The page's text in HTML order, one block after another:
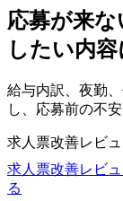
応募が来
したい内容
給与内訳、夜勤
し、応募前の不
求人票改善レビュ
求人票改善レビ
る